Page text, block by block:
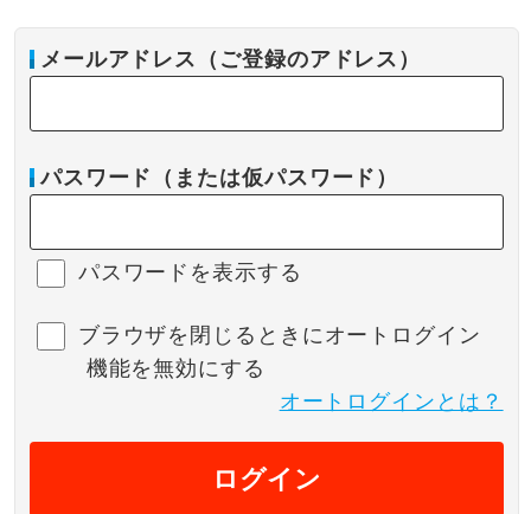
メールアドレス（ご登録のアドレス）
パスワード（または仮パスワード）
パスワードを表示する
ブラウザを閉じるときにオートログイン
機能を無効にする
オートログインとは？
ログイン